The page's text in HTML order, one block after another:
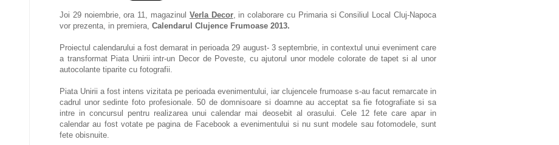
Joi 29 noiembrie, ora 11, magazinul Verla Decor, in colaborare cu Primaria si Consiliul Local Cluj-Napoca
vor prezenta, in premiera, Calendarul Clujence Frumoase 2013.
Proiectul calendarului a fost demarat in perioada 29 august- 3 septembrie, in contextul unui eveniment care
a transformat Piata Unirii intr-un Decor de Poveste, cu ajutorul unor modele colorate de tapet si al unor
autocolante tiparite cu fotografii.
Piata Unirii a fost intens vizitata pe perioada evenimentului, iar clujencele frumoase s-au facut remarcate in
cadrul unor sedinte foto profesionale. 50 de domnisoare si doamne au acceptat sa fie fotografiate si sa
intre in concursul pentru realizarea unui calendar mai deosebit al orasului. Cele 12 fete care apar in
calendar au fost votate pe pagina de Facebook a evenimentului si nu sunt modele sau fotomodele, sunt
fete obisnuite.